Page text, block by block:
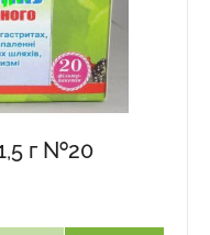
г №20